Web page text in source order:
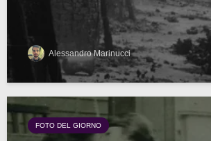
Alessandro Marinucci
FOTO DEL GIORNO